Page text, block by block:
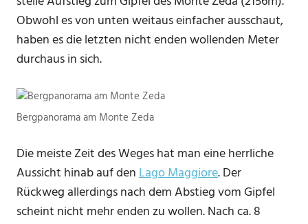
Obwohl es von unten weitaus einfacher ausschaut,
haben es die letzten nicht enden wollenden Meter
durchaus in sich.
Bergpanorama am Monte Zeda
Die meiste Zeit des Weges hat man eine herrliche
Aussicht hinab auf denLago Maggiore. Der
Rückweg allerdings nach dem Abstieg vom Gipfel
scheint nicht mehr enden zu wollen. Nach ca. 8